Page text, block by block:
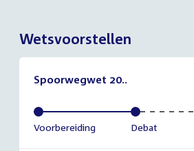
Wetsvoorstellen
Spoorwegwet 20..
Voltooid:
Voorbereiding Voltooid:
Debat